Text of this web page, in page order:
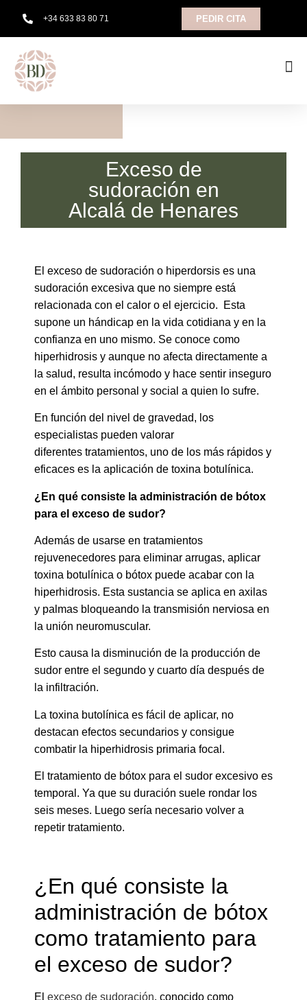
+34 633 83 80 71 PEDIR CITA
Exceso de
sudoración en
Alcalá de Henares
El exceso de sudoración o hiperdorsis es una
sudoración excesiva que no siempre está
relacionada con el calor o el ejercicio. Esta
supone un hándicap en la vida cotidiana y en la
confianza en uno mismo. Se conoce como
hiperhidrosis y aunque no afecta directamente a
la salud, resulta incómodo y hace sentir inseguro
en el ámbito personal y social a quien lo sufre.
En función del nivel de gravedad, los
especialistas pueden valorar
diferentes tratamientos, uno de los más rápidos y
eficaces es la aplicación de toxina botulínica.
¿En qué consiste la administración de bótox
para el exceso de sudor?
Además de usarse en tratamientos
rejuvenecedores para eliminar arrugas, aplicar
toxina botulínica o bótox puede acabar con la
hiperhidrosis. Esta sustancia se aplica en axilas
y palmas bloqueando la transmisión nerviosa en
la unión neuromuscular.
Esto causa la disminución de la producción de
sudor entre el segundo y cuarto día después de
la infiltración.
La toxina butolínica es fácil de aplicar, no
destacan efectos secundarios y consigue
combatir la hiperhidrosis primaria focal.
El tratamiento de bótox para el sudor excesivo es
temporal. Ya que su duración suele rondar los
seis meses. Luego sería necesario volver a
repetir tratamiento.
¿En qué consiste la
administración de bótox
como tratamiento para
el exceso de sudor?
El exceso de sudoración, conocido como